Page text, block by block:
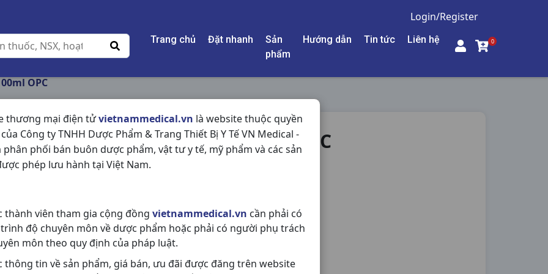
Login/Register
Trang chủ Đặt nhanh
Sản
phẩm
Hướng dẫn Tin tức Liên hệ 0
thương mại điện tửvietnammedical.vn là website thuộc quyền
Công ty TNHH Dược Phẩm & Trang Thiết Bị Y Tế VN Medical -
phân phối bán buôn dược phẩm, vật tư y tế, mỹ phẩm và các sản
phép lưu hành tại Việt Nam.
thành viên tham gia cộng đồng vietnammedical.vn cần phải có
độ chuyên môn về dược phẩm hoặc phải có người phụ trách
môn theo quy định của pháp luật.
thông tin về sản phẩm, giá bán, ưu đãi được đăng trên website
OPC
CAO ÍCH MẪU C100ML OPC
NSX:OPC
Chia sẻ qua mạng xã hội: